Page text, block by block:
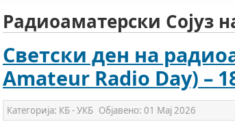
Радиоаматерски Сојуз
Светски ден на
Amateur Radio Day) –
Категорија: КБ - УКБ Објавено: 01 Мај 2026